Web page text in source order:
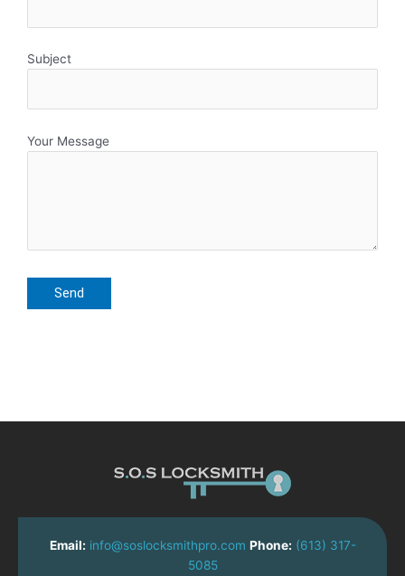
Subject
Your Message
Email: info@soslocksmithpro.com Phone: (613) 317-
5085